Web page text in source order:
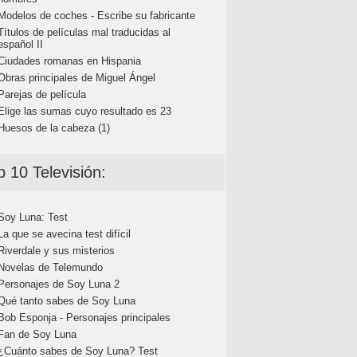
de coches - Escribe su fabricante
de películas mal traducidas al
II
romanas en Hispania
principales de Miguel Ángel
de película
las sumas cuyo resultado es 23
de la cabeza (1)
10 Televisión:
Luna: Test
que se avecina test difícil
y sus misterios
de Telemundo
de Soy Luna 2
tanto sabes de Soy Luna
Esponja - Personajes principales
de Soy Luna
sabes de Soy Luna? Test